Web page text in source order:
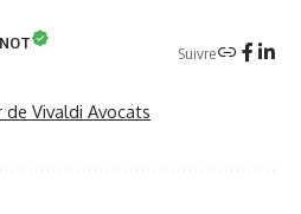
Suivre
de Vivaldi Avocats